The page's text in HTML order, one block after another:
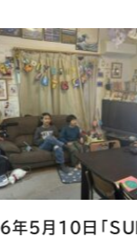
ブレイ